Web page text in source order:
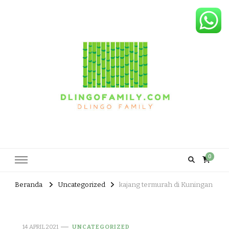
0
Beranda Uncategorized kajang termurah di Kuningan
14 APRIL 2021 UNCATEGORIZED